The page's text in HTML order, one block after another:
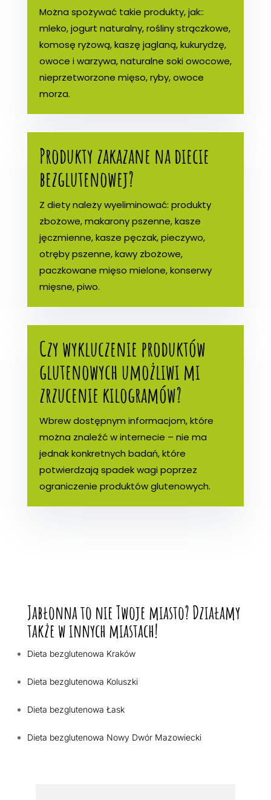
Można spożywać takie produkty, jak::
mleko, jogurt naturalny, rośliny strączkowe,
komosę ryżową, kaszę jaglaną, kukurydzę,
owoce i warzywa, naturalne soki owocowe,
nieprzetworzone mięso, ryby, owoce
morza.
Produkty zakazane na diecie
bezglutenowej?
Z diety należy wyeliminować: produkty
zbożowe, makarony pszenne, kasze
jęczmienne, kasze pęczak, pieczywo,
otręby pszenne, kawy zbożowe,
paczkowane mięso mielone, konserwy
mięsne, piwo.
Czy wykluczenie produktów
glutenowych umożliwi mi
zrzucenie kilogramów?
Wbrew dostępnym informacjom, które
można znaleźć w internecie – nie ma
jednak konkretnych badań, które
potwierdzają spadek wagi poprzez
ograniczenie produktów glutenowych.
Jabłonna to nie Twoje miasto? Działamy
także w innych miastach!
Dieta bezglutenowa Kraków
Dieta bezglutenowa Koluszki
Dieta bezglutenowa Łask
Dieta bezglutenowa Nowy Dwór Mazowiecki